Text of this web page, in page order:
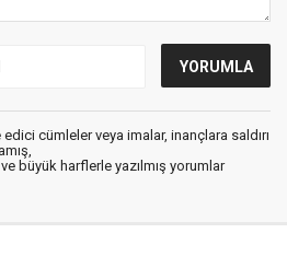
cümleler veya imalar, inançlara saldırı
büyük harflerle yazılmış yorumlar